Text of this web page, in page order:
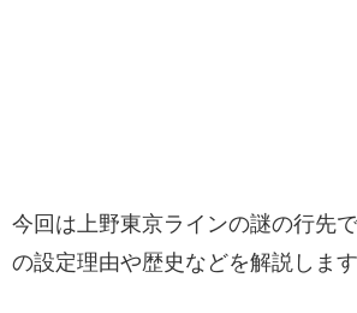
今回は上野東京ラインの謎の行先
の設定理由や歴史などを解説します